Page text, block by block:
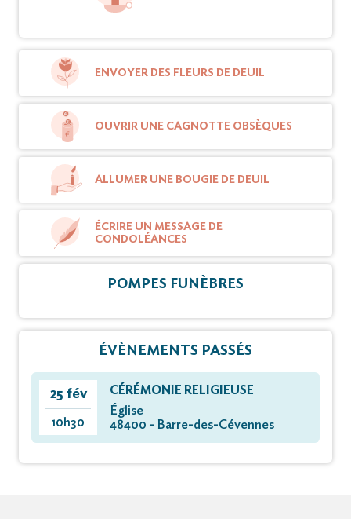
ENVOYER DES FLEURS DE DEUIL
OUVRIR UNE CAGNOTTE OBSÈQUES
ALLUMER UNE BOUGIE DE DEUIL
ÉCRIRE UN MESSAGE DE
CONDOLÉANCES
POMPES FUNÈBRES
ÉVÈNEMENTS PASSÉS
25 fév
10h30
CÉRÉMONIE RELIGIEUSE
Église
48400 - Barre-des-Cévennes